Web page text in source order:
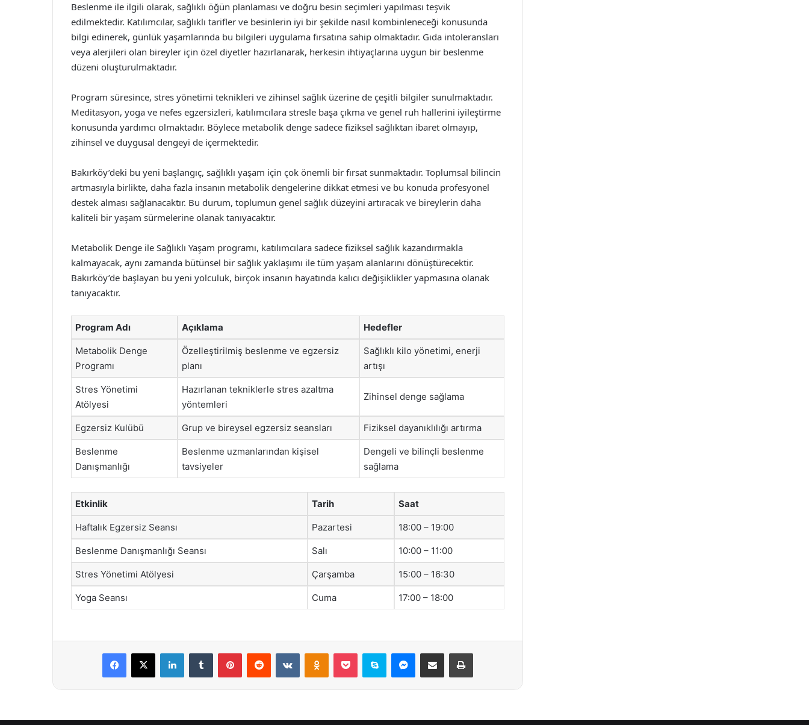
Beslenme ile ilgili olarak, sağlıklı öğün planlaması ve doğru besin seçimleri yapılması teşvik
edilmektedir. Katılımcılar, sağlıklı tarifler ve besinlerin iyi bir şekilde nasıl kombinleneceği konusunda
bilgi edinerek, günlük yaşamlarında bu bilgileri uygulama fırsatına sahip olmaktadır. Gıda intoleransları
veya alerjileri olan bireyler için özel diyetler hazırlanarak, herkesin ihtiyaçlarına uygun bir beslenme
düzeni oluşturulmaktadır.
Program süresince, stres yönetimi teknikleri ve zihinsel sağlık üzerine de çeşitli bilgiler sunulmaktadır.
Meditasyon, yoga ve nefes egzersizleri, katılımcılara stresle başa çıkma ve genel ruh hallerini iyileştirme
konusunda yardımcı olmaktadır. Böylece metabolik denge sadece fiziksel sağlıktan ibaret olmayıp,
zihinsel ve duygusal dengeyi de içermektedir.
Bakırköy’deki bu yeni başlangıç, sağlıklı yaşam için çok önemli bir fırsat sunmaktadır. Toplumsal bilincin
artmasıyla birlikte, daha fazla insanın metabolik dengelerine dikkat etmesi ve bu konuda profesyonel
destek alması sağlanacaktır. Bu durum, toplumun genel sağlık düzeyini artıracak ve bireylerin daha
kaliteli bir yaşam sürmelerine olanak tanıyacaktır.
Metabolik Denge ile Sağlıklı Yaşam programı, katılımcılara sadece fiziksel sağlık kazandırmakla
kalmayacak, aynı zamanda bütünsel bir sağlık yaklaşımı ile tüm yaşam alanlarını dönüştürecektir.
Bakırköy’de başlayan bu yeni yolculuk, birçok insanın hayatında kalıcı değişiklikler yapmasına olanak
tanıyacaktır.
Program Adı Açıklama Hedefler
Metabolik Denge
Programı
Özelleştirilmiş beslenme ve egzersiz
planı
Sağlıklı kilo yönetimi, enerji
artışı
Stres Yönetimi
Atölyesi
Hazırlanan tekniklerle stres azaltma
yöntemleri
Zihinsel denge sağlama
Egzersiz Kulübü Grup ve bireysel egzersiz seansları Fiziksel dayanıklılığı artırma
Beslenme
Danışmanlığı
Beslenme uzmanlarından kişisel
tavsiyeler
Dengeli ve bilinçli beslenme
sağlama
Etkinlik Tarih Saat
Haftalık Egzersiz Seansı Pazartesi 18:00 – 19:00
Beslenme Danışmanlığı Seansı Salı 10:00 – 11:00
Stres Yönetimi Atölyesi Çarşamba 15:00 – 16:30
Yoga Seansı Cuma 17:00 – 18:00
Facebook
X LinkedInTumblr PinterestReddit VKontakteOdnoklassniki
Pocket Skype Messenger
E-Posta ile paylaş Yazdır